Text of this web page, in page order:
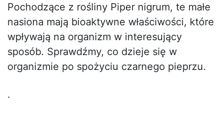
Pochodzące z rośliny Piper nigrum, te małe
nasiona mają bioaktywne właściwości, które
wpływają na organizm w interesujący
sposób. Sprawdźmy, co dzieje się w
organizmie po spożyciu czarnego pieprzu.
.